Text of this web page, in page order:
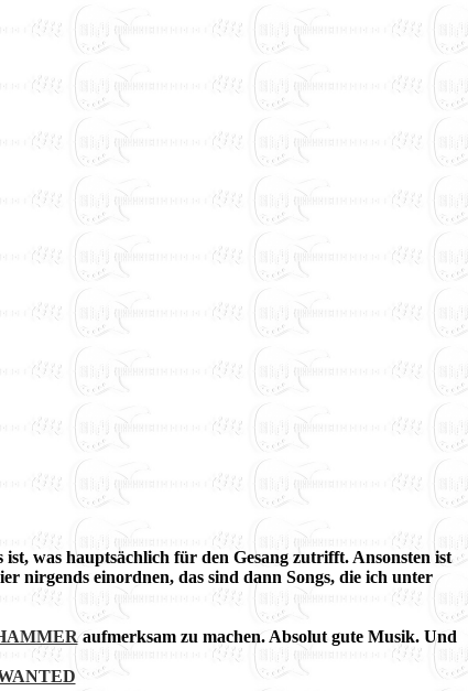
was hauptsächlich für den Gesang zutrifft. Ansonsten ist
nirgends einordnen, das sind dann Songs, die ich unter
aufmerksam zu machen. Absolut gute Musik. Und